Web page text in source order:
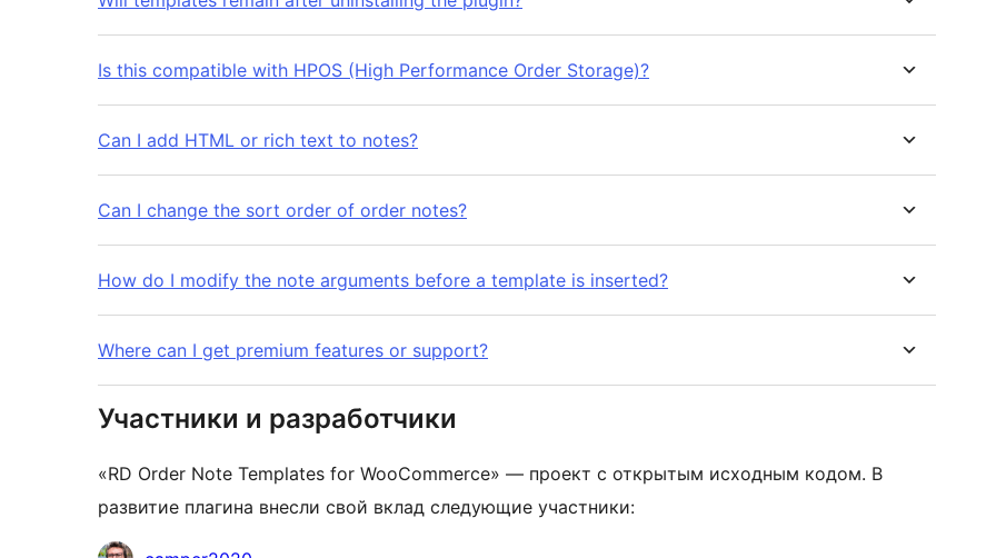
Is this compatible with HPOS (High Performance Order Storage)?
Can I add HTML or rich text to notes?
Can I change the sort order of order notes?
How do I modify the note arguments before a template is inserted?
Where can I get premium features or support?
Участники и разработчики
«RD Order Note Templates for WooCommerce» — проект с открытым исходным кодом. В
развитие плагина внесли свой вклад следующие участники: